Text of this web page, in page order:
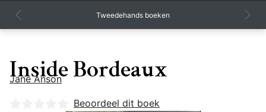
Tweedehands boeken
Inside Bordeaux
Jane Anson
Nog geen beoordelingen
Beoordeel dit boek